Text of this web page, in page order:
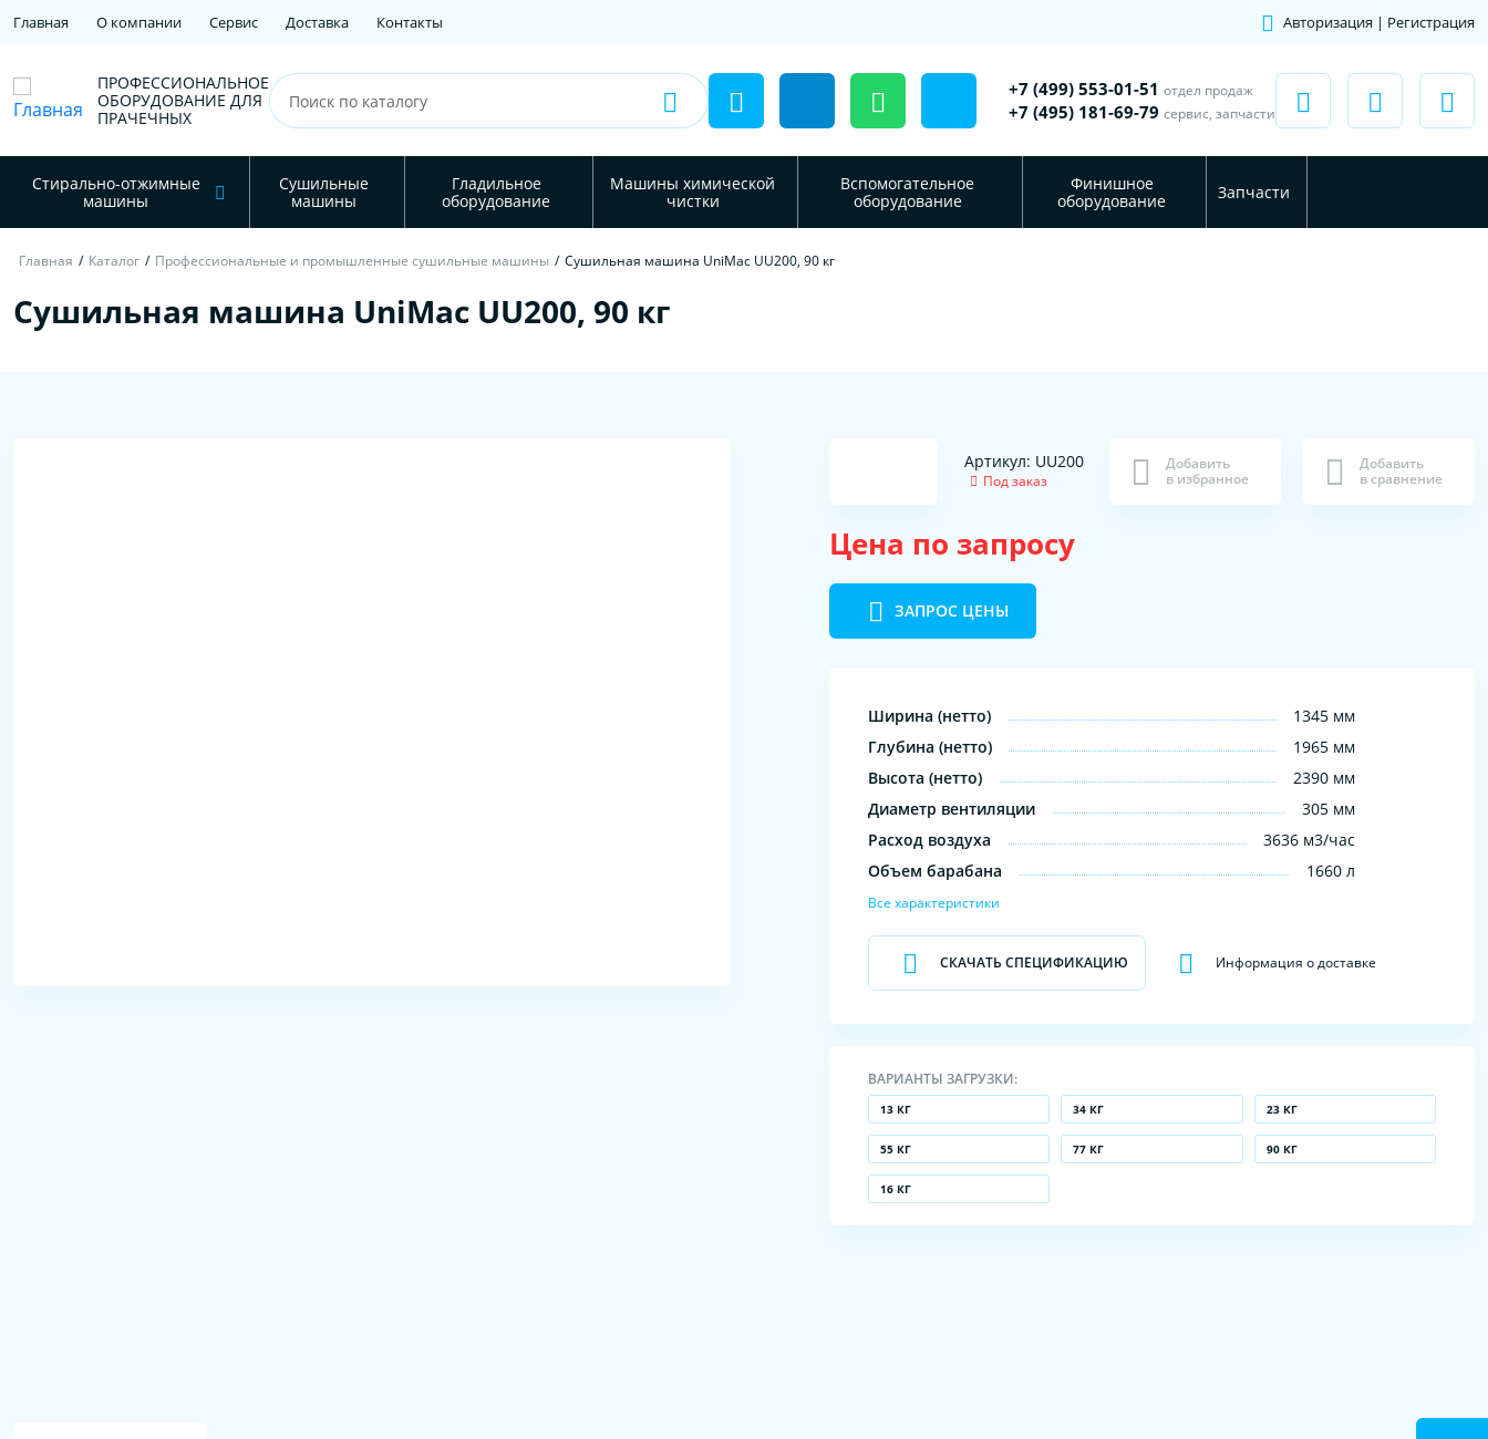
Главная О компании Сервис Доставка Контакты Авторизация | Регистрация
ПРОФЕССИОНАЛЬНОЕ
ОБОРУДОВАНИЕ ДЛЯ
ПРАЧЕЧНЫХ
+7 (499) 553-01-51 отдел продаж
+7 (495) 181-69-79 сервис, запчасти
Стирально-отжимные
машины
Сушильные
машины
Гладильное
оборудование
Машины химической
чистки
Вспомогательное
оборудование
Финишное
оборудование
Запчасти
Главная / Каталог / Профессиональные и промышленные сушильные машины / Сушильная машина UniMac UU200, 90 кг
Сушильная машина UniMac UU200, 90 кг
Артикул: UU200
Под заказ
Добавить
в избранное
Добавить
в сравнение
Цена по запросу
ЗАПРОС ЦЕНЫ
Ширина (нетто)
1345 мм
Глубина (нетто)
1965 мм
Высота (нетто)
2390 мм
Диаметр вентиляции
305 мм
Расход воздуха
3636 м3/час
Объем барабана
1660 л
Все характеристики
СКАЧАТЬ СПЕЦИФИКАЦИЮ Информация о доставке
ВАРИАНТЫ ЗАГРУЗКИ:
13 КГ 34 КГ 23 КГ
55 КГ 77 КГ 90 КГ
16 КГ